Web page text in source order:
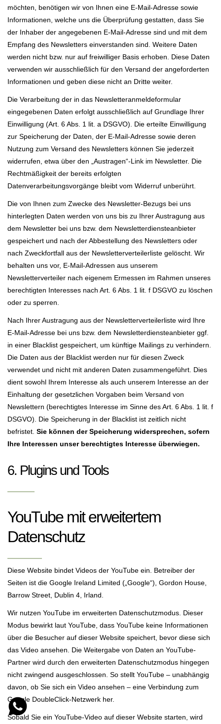
möchten, benötigen wir von Ihnen eine E-Mail-Adresse sowie
Informationen, welche uns die Überprüfung gestatten, dass Sie
der Inhaber der angegebenen E-Mail-Adresse sind und mit dem
Empfang des Newsletters einverstanden sind. Weitere Daten
werden nicht bzw. nur auf freiwilliger Basis erhoben. Diese Daten
verwenden wir ausschließlich für den Versand der angeforderten
Informationen und geben diese nicht an Dritte weiter.
Die Verarbeitung der in das Newsletteranmeldeformular
eingegebenen Daten erfolgt ausschließlich auf Grundlage Ihrer
Einwilligung (Art. 6 Abs. 1 lit. a DSGVO). Die erteilte Einwilligung
zur Speicherung der Daten, der E-Mail-Adresse sowie deren
Nutzung zum Versand des Newsletters können Sie jederzeit
widerrufen, etwa über den „Austragen“-Link im Newsletter. Die
Rechtmäßigkeit der bereits erfolgten
Datenverarbeitungsvorgänge bleibt vom Widerruf unberührt.
Die von Ihnen zum Zwecke des Newsletter-Bezugs bei uns
hinterlegten Daten werden von uns bis zu Ihrer Austragung aus
dem Newsletter bei uns bzw. dem Newsletterdiensteanbieter
gespeichert und nach der Abbestellung des Newsletters oder
nach Zweckfortfall aus der Newsletterverteilerliste gelöscht. Wir
behalten uns vor, E-Mail-Adressen aus unserem
Newsletterverteiler nach eigenem Ermessen im Rahmen unseres
berechtigten Interesses nach Art. 6 Abs. 1 lit. f DSGVO zu löschen
oder zu sperren.
Nach Ihrer Austragung aus der Newsletterverteilerliste wird Ihre
E-Mail-Adresse bei uns bzw. dem Newsletterdiensteanbieter ggf.
in einer Blacklist gespeichert, um künftige Mailings zu verhindern.
Die Daten aus der Blacklist werden nur für diesen Zweck
verwendet und nicht mit anderen Daten zusammengeführt. Dies
dient sowohl Ihrem Interesse als auch unserem Interesse an der
Einhaltung der gesetzlichen Vorgaben beim Versand von
Newslettern (berechtigtes Interesse im Sinne des Art. 6 Abs. 1 lit. f
DSGVO). Die Speicherung in der Blacklist ist zeitlich nicht
befristet. Sie können der Speicherung widersprechen, sofern
Ihre Interessen unser berechtigtes Interesse überwiegen.
6. Plugins und Tools
YouTube mit erweitertem
Datenschutz
Diese Website bindet Videos der YouTube ein. Betreiber der
Seiten ist die Google Ireland Limited („Google“), Gordon House,
Barrow Street, Dublin 4, Irland.
Wir nutzen YouTube im erweiterten Datenschutzmodus. Dieser
Modus bewirkt laut YouTube, dass YouTube keine Informationen
über die Besucher auf dieser Website speichert, bevor diese sich
das Video ansehen. Die Weitergabe von Daten an YouTube-
Partner wird durch den erweiterten Datenschutzmodus hingegen
nicht zwingend ausgeschlossen. So stellt YouTube – unabhängig
davon, ob Sie sich ein Video ansehen – eine Verbindung zum
Google DoubleClick-Netzwerk her.
Sobald Sie ein YouTube-Video auf dieser Website starten, wird
Hallo, ich interessiere mich für die Leistungen auf deiner Website